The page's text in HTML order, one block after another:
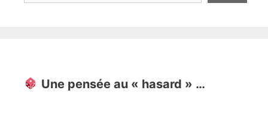
Une pensée au « hasard » …